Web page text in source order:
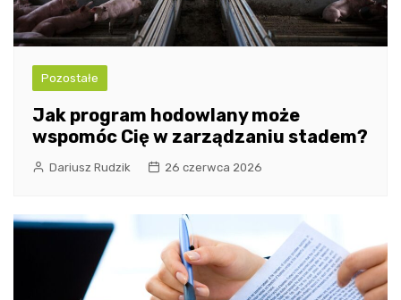
Pozostałe
Jak program hodowlany może
wspomóc Cię w zarządzaniu stadem?
Dariusz Rudzik 26 czerwca 2026